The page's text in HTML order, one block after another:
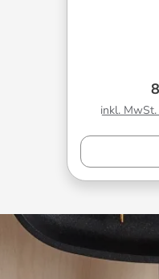
inkl. MwSt.